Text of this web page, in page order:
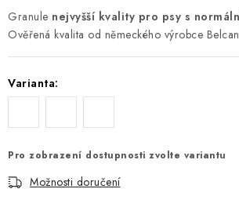
HODNOCENÍ OBCHODU
DOPRAVA PO OSTRAVĚ, HLUČÍNĚ A
Granule nejvyšší kvality pro psy s
Ověřená kvalita od německého výrobce
Varianta:
Pro zobrazení dostupnosti zvolte variantu
Možnosti doručení